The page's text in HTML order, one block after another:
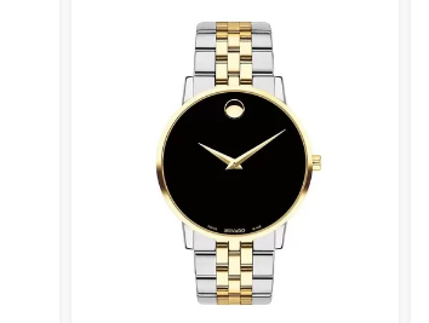
Thụy Sĩ đi cùng năm tháng
thu hút ánh nhìn, thương hiệu còn thấu hiểu
đồng hồ, vì lẽ đó, Movado luôn tinh chọn
đứa con tinh thần xứng đáng với danh tiếng
bộ và dây đeo, được phủ màu vàng gold bởi
khung vỏ làm bằng thép không gỉ nguyên khối
trong. Phần vỏ bên ngoài đồng hồ được